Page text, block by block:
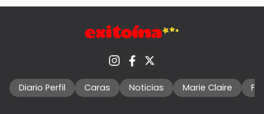
Diario Perfil Caras Noticias Marie Claire